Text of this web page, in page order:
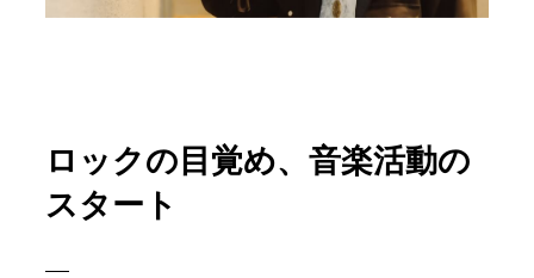
ロックの目覚め、音楽活動の
スタート